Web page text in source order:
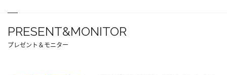
PRESENT&MONITOR
プレゼント＆モニター